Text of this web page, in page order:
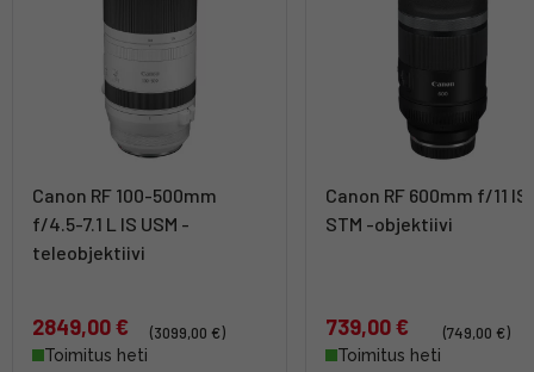
Canon RF 100-500mm
f/4.5-7.1 L IS USM -
teleobjektiivi
2849,00 €
(3099,00 €)
Toimitus heti
Canon RF 600mm f/11 IS
STM -objektiivi
739,00 €
(749,00 €)
Toimitus heti